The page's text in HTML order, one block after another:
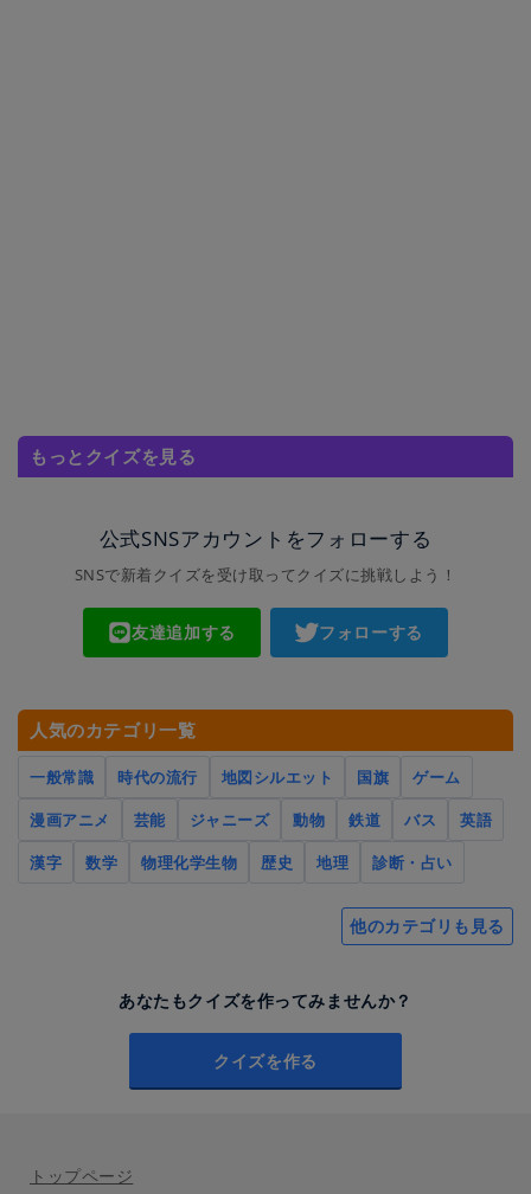
もっとクイズを見る
公式SNSアカウントをフォローする
SNSで新着クイズを受け取ってクイズに挑戦しよう！
友達追加する フォローする
人気のカテゴリ一覧
一般常識 時代の流行 地図シルエット 国旗
ゲーム
漫画アニメ
芸能 ジャニーズ 動物 鉄道 バス
英語
漢字
数学 物理化学生物 歴史 地理 診断・占い
他のカテゴリも見る
あなたもクイズを作ってみませんか？
クイズを作る
トップページ